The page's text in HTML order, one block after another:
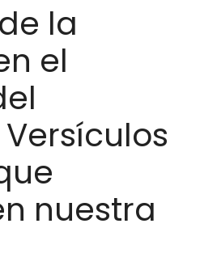
la
el
nuestra